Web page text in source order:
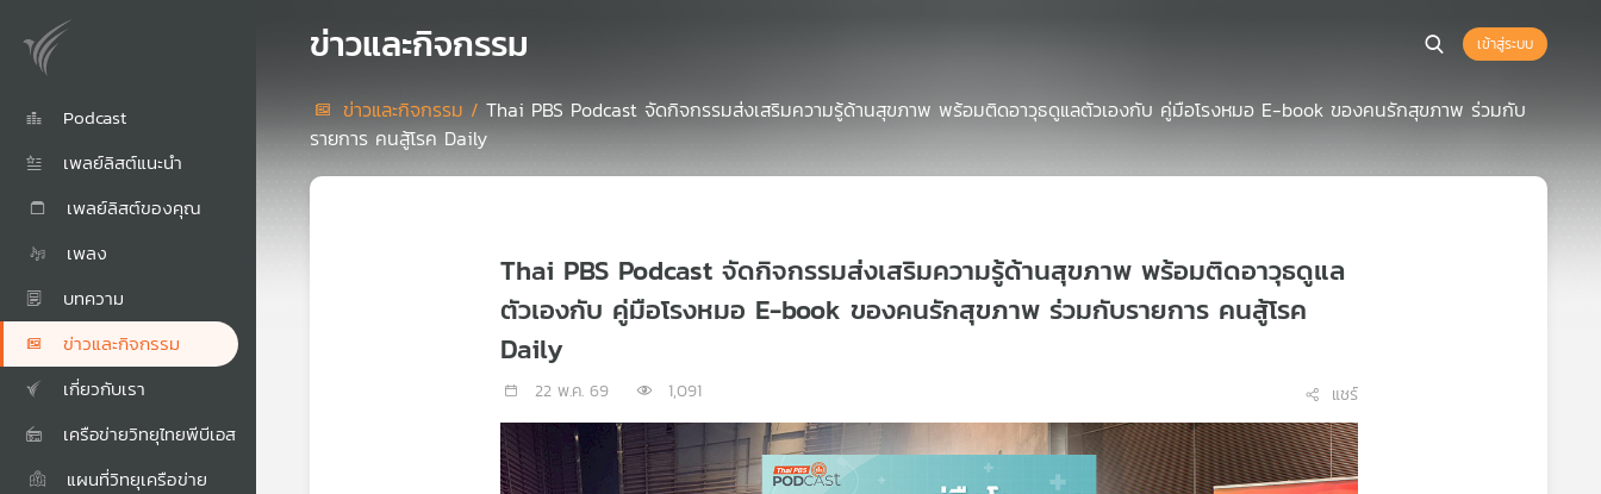
Podcast
เพลย์ลิสต์แนะนำ
เพลย์ลิสต์ของคุณ
เพลง
บทความ
ข่าวและกิจกรรม
เกี่ยวกับเรา
เครือข่ายวิทยุไทยพีบีเอส
แผนที่วิทยุเครือข่าย
เข้าสู่ระบบ
ข่าวและกิจกรรม
ข่าวและกิจกรรม / Thai PBS Podcast จัดกิจกรรมส่งเสริมความรู้ด้านสุขภาพ พร้อมติดอาวุธดูแลตัวเองกับ คู่มือโรงหมอ E-book ของคนรักสุขภาพ ร่วมกับ
รายการ คนสู้โรค Daily
Thai PBS Podcast จัดกิจกรรมส่งเสริมความรู้ด้านสุขภาพ พร้อมติดอาวุธดูแล
ตัวเองกับ คู่มือโรงหมอ E-book ของคนรักสุขภาพ ร่วมกับรายการ คนสู้โรค
Daily
22 พ.ค. 69 1,091 แชร์